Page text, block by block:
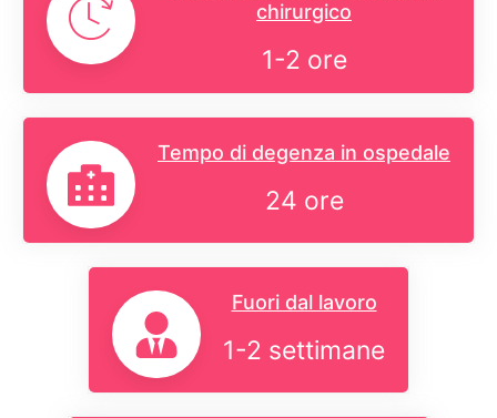
chirurgico
1-2 ore
Tempo di degenza in ospedale
24 ore
Fuori dal lavoro
1-2 settimane